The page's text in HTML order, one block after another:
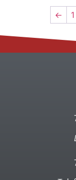
← 1